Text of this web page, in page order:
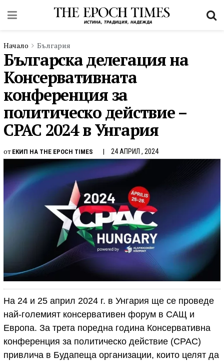
Начало България
Българска делегация на
Консервативната
конференция за
политическо действие –
CPAC 2024 в Унгария
от ЕКИП НА THE EPOCH TIMES 24 АПРИЛ , 2024
На 24 и 25 април 2024 г. в Унгария ще се проведе
най-големият консервативен форум в САЩ и
Европа. За трета поредна година Консервативна
конференция за политическо действие (CPAC)
привлича в Будапеща организации, които целят да